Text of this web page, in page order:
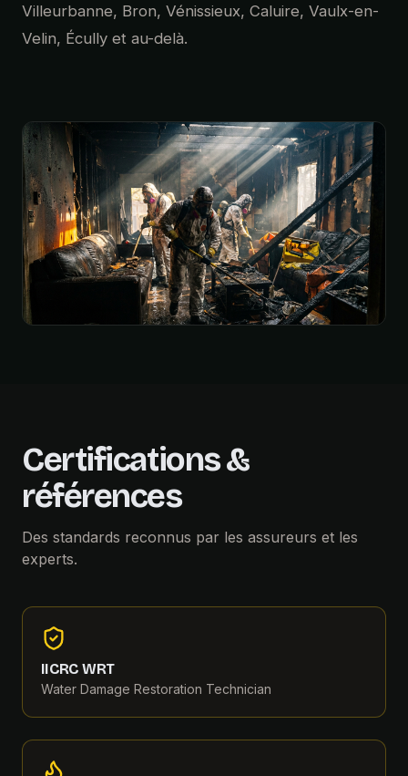
Villeurbanne, Bron, Vénissieux, Caluire, Vaulx-en-
Velin, Écully et au-delà.
Certifications &
références
Des standards reconnus par les assureurs et les
experts.
IICRC WRT
Water Damage Restoration Technician